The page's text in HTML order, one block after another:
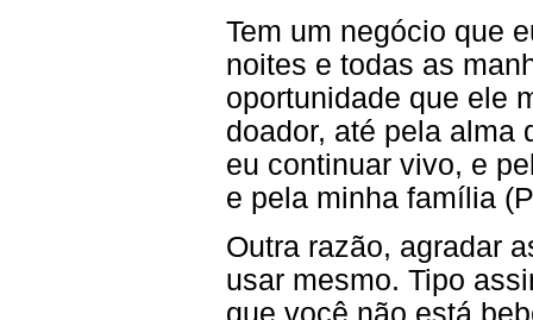
Tem um negócio que
noites e todas as
oportunidade que ele
doador, até pela alma
eu continuar vivo, e
e pela minha família
Outra razão, agradar
usar mesmo. Tipo
que você não está